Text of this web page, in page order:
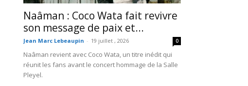
Naâman : Coco Wata fait revivre
son message de paix et...
Jean Marc Lebeaupin - 19 juillet , 2026 0
Naâman revient avec Coco Wata, un titre inédit qui
réunit les fans avant le concert hommage de la Salle
Pleyel.